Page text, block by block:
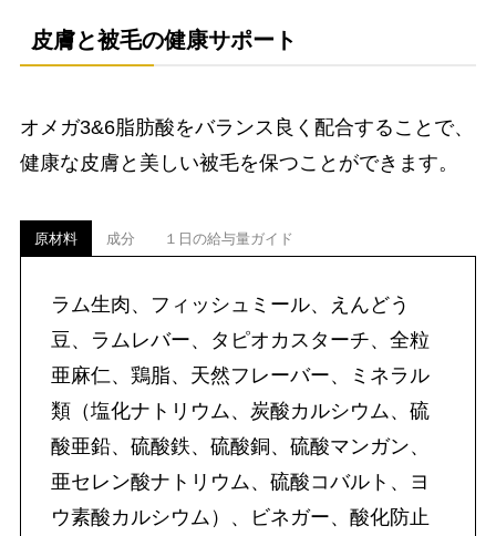
皮膚と被毛の健康サポート
オメガ3&6脂肪酸をバランス良く配合することで、
健康な皮膚と美しい被毛を保つことができます。
原材料 成分 １日の給与量ガイド
ラム生肉、フィッシュミール、えんどう
豆、ラムレバー、タピオカスターチ、全粒
亜麻仁、鶏脂、天然フレーバー、ミネラル
類（塩化ナトリウム、炭酸カルシウム、硫
酸亜鉛、硫酸鉄、硫酸銅、硫酸マンガン、
亜セレン酸ナトリウム、硫酸コバルト、ヨ
ウ素酸カルシウム）、ビネガー、酸化防止